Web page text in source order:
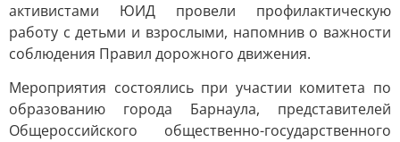
активистами ЮИД провели профилактическую
работу с детьми и взрослыми, напомнив о важности
соблюдения Правил дорожного движения.
Мероприятия состоялись при участии комитета по
образованию города Барнаула, представителей
Общероссийского общественно-государственного